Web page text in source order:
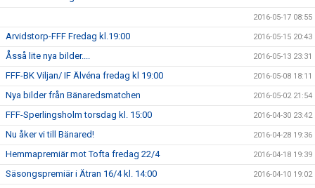
2016-05-17 08:55
Arvidstorp-FFF Fredag kl.19:00 2016-05-15 20:43
Åsså lite nya bilder.... 2016-05-13 23:31
FFF-BK Viljan/ IF Älvéna fredag kl 19:00 2016-05-08 18:11
Nya bilder från Bänaredsmatchen 2016-05-02 21:54
FFF-Sperlingsholm torsdag kl. 15:00 2016-04-30 23:42
Nu åker vi till Bänared! 2016-04-28 19:36
Hemmapremiär mot Tofta fredag 22/4 2016-04-18 19:39
Säsongspremiär i Ätran 16/4 kl. 14:00 2016-04-10 19:02